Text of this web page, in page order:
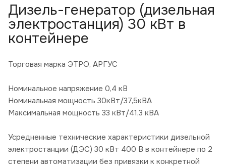
Дизель-генератор (дизельная
электростанция) 30 кВт в
контейнере
Торговая марка ЭТРО, АРГУС
Номинальное напряжение 0,4 кВ
Номинальная мощность 30кВт/37,5кВА
Максимальная мощность 33 кВт/41,3 кВА
Усредненные технические характеристики дизельной
электростанции (ДЭС) 30 кВт 400 В в контейнере по 2
степени автоматизации без привязки к конкретной